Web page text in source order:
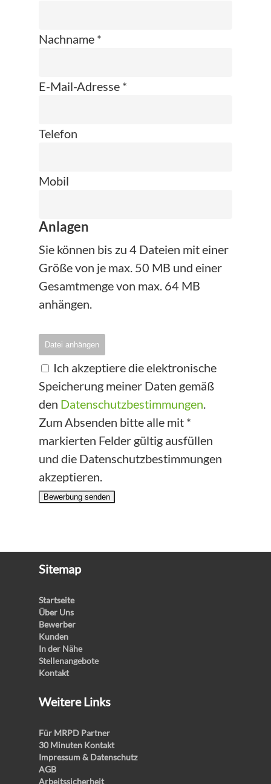
Nachname *
E-Mail-Adresse *
Telefon
Mobil
Anlagen
Sie können bis zu 4 Dateien mit einer
Größe von je max. 50 MB und einer
Gesamtmenge von max. 64 MB
anhängen.
Datei anhängen
Ich akzeptiere die elektronische
Speicherung meiner Daten gemäß
den Datenschutzbestimmungen.
Zum Absenden bitte alle mit *
markierten Felder gültig ausfüllen
und die Datenschutzbestimmungen
akzeptieren.
Bewerbung senden
Sitemap
Startseite
Über Uns
Bewerber
Kunden
In der Nähe
Stellenangebote
Kontakt
Weitere Links
Für MRPD Partner
30 Minuten Kontakt
Impressum & Datenschutz
AGB
Arbeitssicherheit